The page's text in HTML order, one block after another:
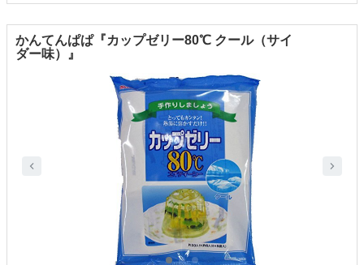
かんてんぱぱ『カップゼリー80℃ クール（サイ
ダー味）』